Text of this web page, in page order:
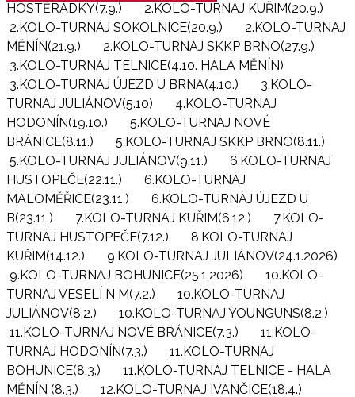
HOSTĚRÁDKY(7.9.)
2.KOLO-TURNAJ KUŘIM(20.9.)
2.KOLO-TURNAJ SOKOLNICE(20.9.)
2.KOLO-TURNAJ
MĚNÍN(21.9.)
2.KOLO-TURNAJ SKKP BRNO(27.9.)
3.KOLO-TURNAJ TELNICE(4.10. HALA MĚNÍN)
3.KOLO-TURNAJ ÚJEZD U BRNA(4.10.)
3.KOLO-
TURNAJ JULIÁNOV(5.10)
4.KOLO-TURNAJ
HODONÍN(19.10.)
5.KOLO-TURNAJ NOVÉ
BRÁNICE(8.11.)
5.KOLO-TURNAJ SKKP BRNO(8.11.)
5.KOLO-TURNAJ JULIÁNOV(9.11.)
6.KOLO-TURNAJ
HUSTOPEČE(22.11.)
6.KOLO-TURNAJ
MALOMĚŘICE(23.11.)
6.KOLO-TURNAJ ÚJEZD U
B(23.11.)
7.KOLO-TURNAJ KUŘIM(6.12.)
7.KOLO-
TURNAJ HUSTOPEČE(7.12.)
8.KOLO-TURNAJ
KUŘIM(14.12.)
9.KOLO-TURNAJ JULIÁNOV(24.1.2026)
9.KOLO-TURNAJ BOHUNICE(25.1.2026)
10.KOLO-
TURNAJ VESELÍ N M(7.2.)
10.KOLO-TURNAJ
JULIÁNOV(8.2.)
10.KOLO-TURNAJ YOUNGUNS(8.2.)
11.KOLO-TURNAJ NOVÉ BRÁNICE(7.3.)
11.KOLO-
TURNAJ HODONÍN(7.3.)
11.KOLO-TURNAJ
BOHUNICE(8.3.)
11.KOLO-TURNAJ TELNICE - HALA
MĚNÍN (8.3.)
12.KOLO-TURNAJ IVANČICE(18.4.)